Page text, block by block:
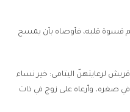
قسوة قلبه، فأوصاه بأن يمسح
لرعايتهنّ اليتامى: خير نساء
صغره، وأرعاه على زوج في ذات